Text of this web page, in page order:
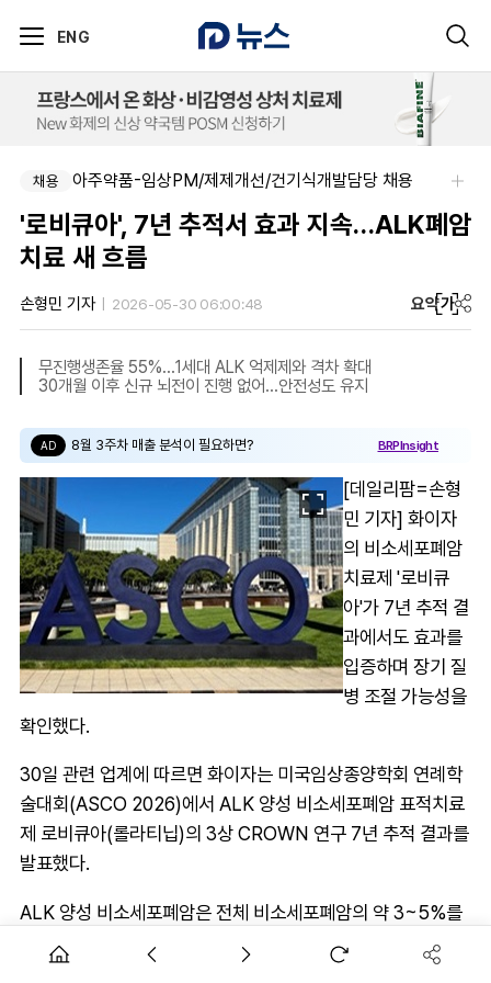
ENG
채용 아주약품-임상PM/제제개선/건기식개발담당 채용
'로비큐아', 7년 추적서 효과 지속…ALK폐암
치료 새 흐름
손형민 기자 2026-05-30 06:00:48 요약가
무진행생존율 55%…1세대 ALK 억제제와 격차 확대
30개월 이후 신규 뇌전이 진행 없어…안전성도 유지
AD 8월 3주차 매출 분석이 필요하면? BRPInsight
[데일리팜=손형
민 기자] 화이자
의 비소세포폐암
치료제 '로비큐
아'가 7년 추적 결
과에서도 효과를
입증하며 장기 질
병 조절 가능성을
확인했다.
30일 관련 업계에 따르면 화이자는 미국임상종양학회 연례학
술대회(ASCO 2026)에서 ALK 양성 비소세포폐암 표적치료
제 로비큐아(롤라티닙)의 3상 CROWN 연구 7년 추적 결과를
발표했다.
ALK 양성 비소세포폐암은 전체 비소세포폐암의 약 3~5%를
차지하는 희귀 유전자 변이 암종이다. 비교적 젊은 환자 비중이
높고, 질병 경과 중 중추신경계(CNS) 전이가 빈번하다는 특징